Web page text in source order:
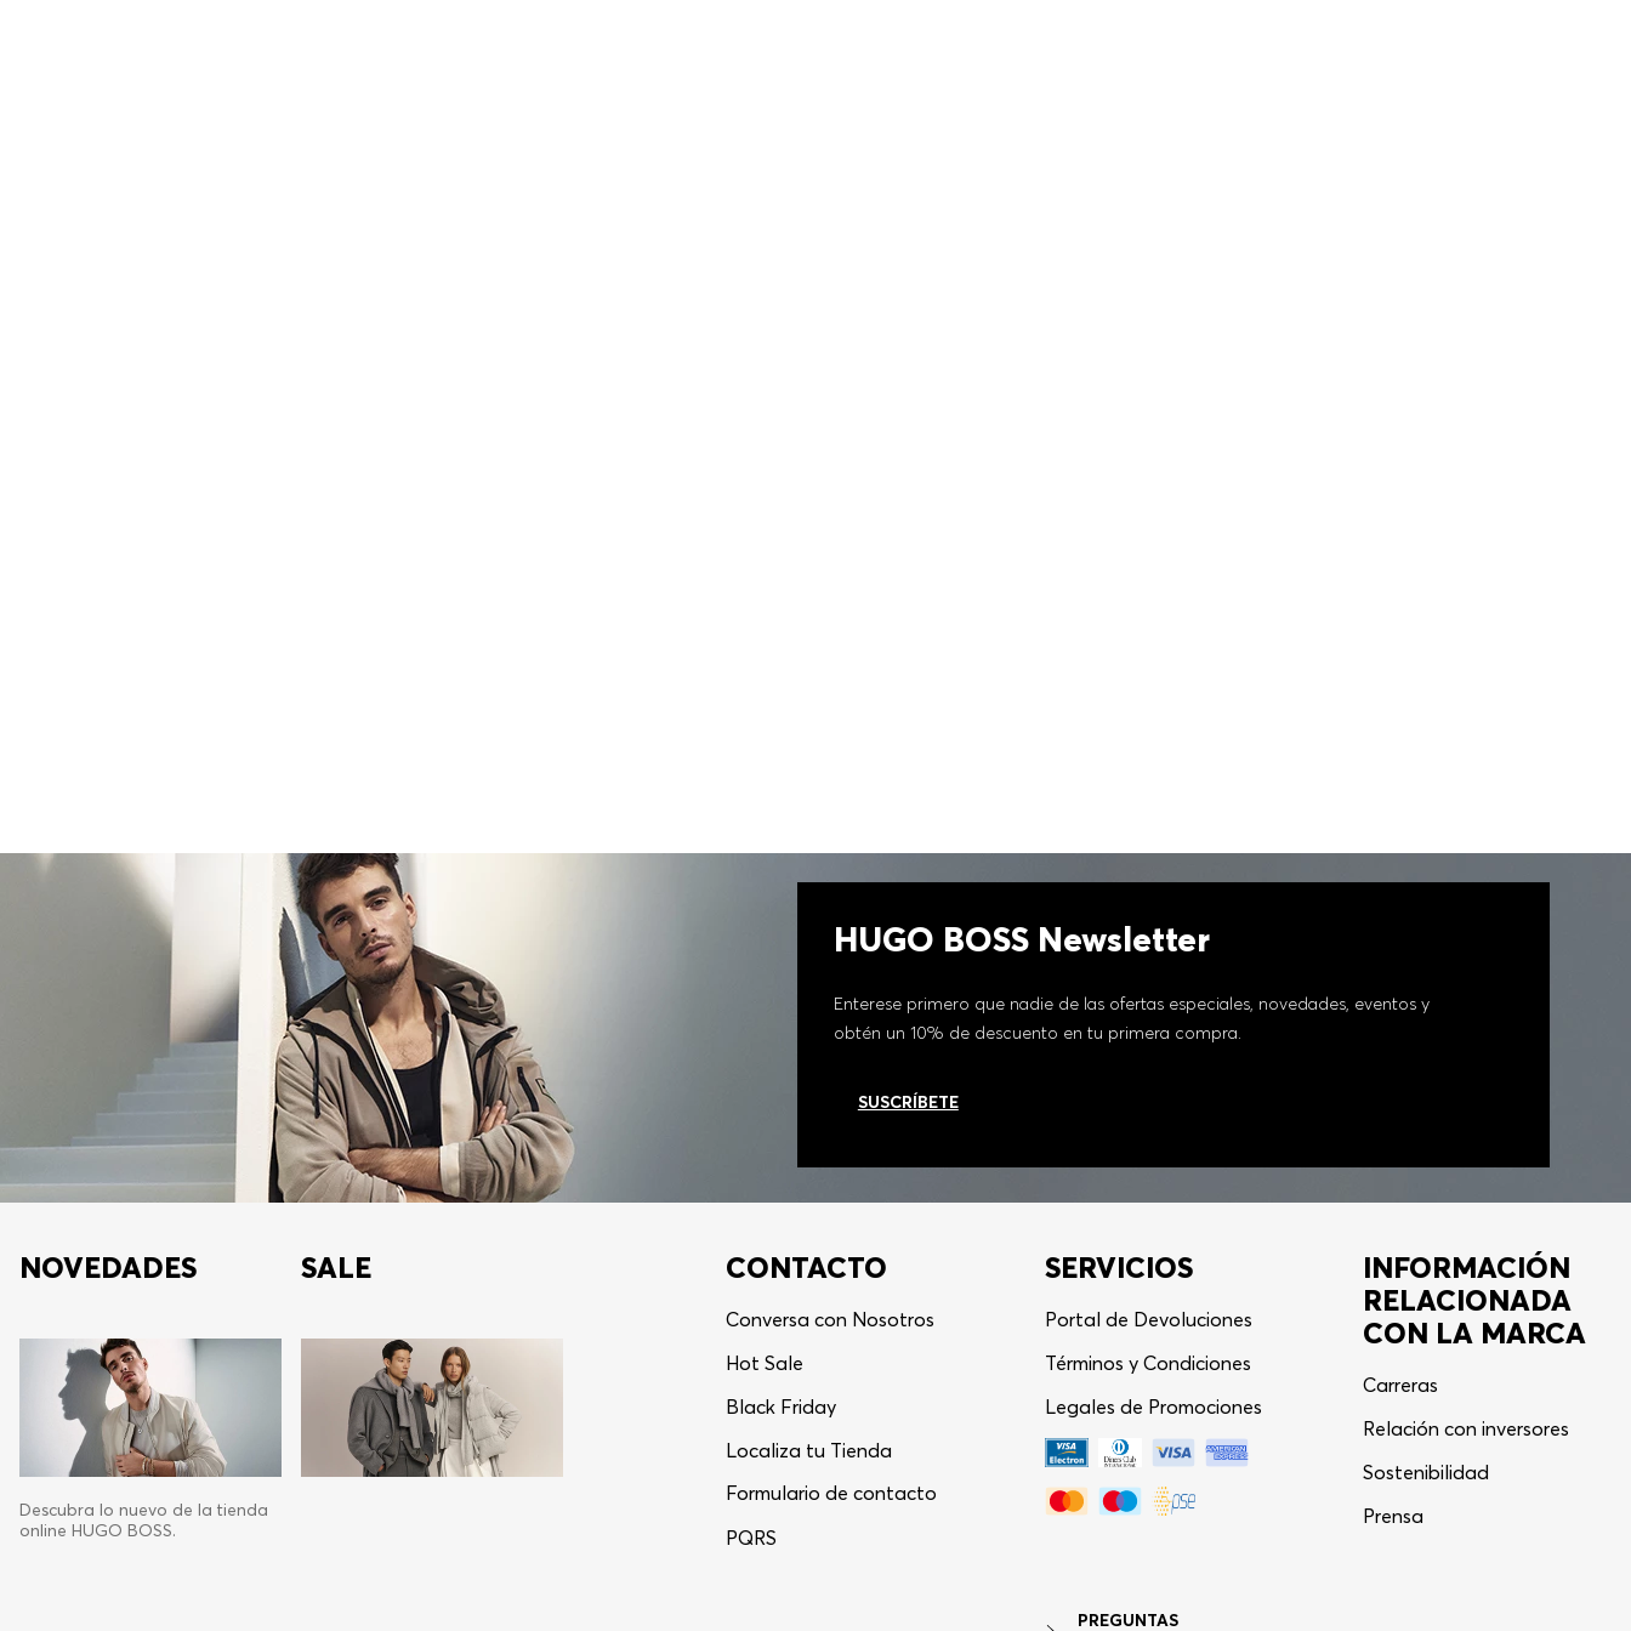
HUGO BOSS Newsletter
Enterese primero que nadie de las ofertas especiales, novedades, eventos y
obtén un 10% de descuento en tu primera compra.
SUSCRÍBETE
NOVEDADES
Descubra lo nuevo de la tienda
online HUGO BOSS.
SALE CONTACTO
Conversa con Nosotros
Hot Sale
Black Friday
Localiza tu Tienda
Formulario de contacto
PQRS
SERVICIOS
Portal de Devoluciones
Términos y Condiciones
Legales de Promociones
PREGUNTAS
INFORMACIÓN
RELACIONADA
CON LA MARCA
Carreras
Relación con inversores
Sostenibilidad
Prensa